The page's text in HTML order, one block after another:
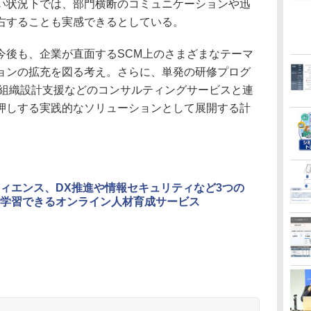
状況下では、部門横断のコミュニケーションや迅
ることも実感できるとしている。
も、企業が直面するSCM上のさまざまなテーマ
ンの拡充を図る考え。さらに、単発の研修プログ
織設計支援などのコンサルティングサービスと連
しする実践的なソリューションとして展開する計
エンス、DX推進や情報セキュリティなど3つの
習できるオンライン人材育成サービス